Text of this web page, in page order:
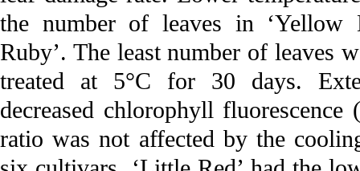
the number of leaves in ‘Yellow
Ruby’. The least number of leaves
treated at 5°C for 30 days.
decreased chlorophyll
ratio was not affected by the